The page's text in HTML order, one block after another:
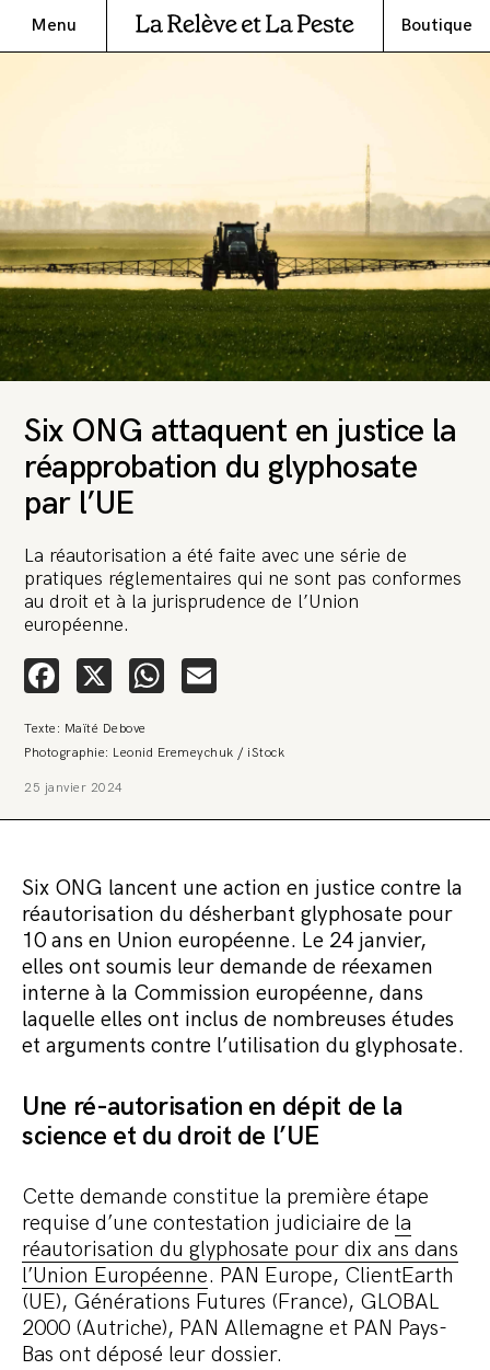
Menu Boutique
Six ONG attaquent en justice la
réapprobation du glyphosate
par l’UE
La réautorisation a été faite avec une série de
pratiques réglementaires qui ne sont pas conformes
au droit et à la jurisprudence de l’Union
européenne.
Facebook
X WhatsApp
Texte: Maïté Debove
Photographie: Leonid Eremeychuk / iStock
25 janvier 2024
Six ONG lancent une action en justice contre la
réautorisation du désherbant glyphosate pour
10 ans en Union européenne. Le 24 janvier,
elles ont soumis leur demande de réexamen
interne à la Commission européenne, dans
laquelle elles ont inclus de nombreuses études
et arguments contre l’utilisation du glyphosate.
Une ré-autorisation en dépit de la
science et du droit de l’UE
Cette demande constitue la première étape
requise d’une contestation judiciaire de la
réautorisation du glyphosate pour dix ans dans
l’Union Européenne. PAN Europe, ClientEarth
(UE), Générations Futures (France), GLOBAL
2000 (Autriche), PAN Allemagne et PAN Pays-
Bas ont déposé leur dossier.
🚨 L’heure est grave. Une
Relève et La Peste 🤯
🔥 Le groupe Pierre Fabre, qui pèse 3,2 milliards d’euros, nous
attaque en justice. Vous savez comment cela s’appelle ?
Une procédure bâillon. Notre tort ? Avoir voulu protéger
aujourd’hui une grande campagne de soutien avec un premier
objectif de vendre 2 000 livres en un mois.
Continuer de lire l’article
Commander le pack